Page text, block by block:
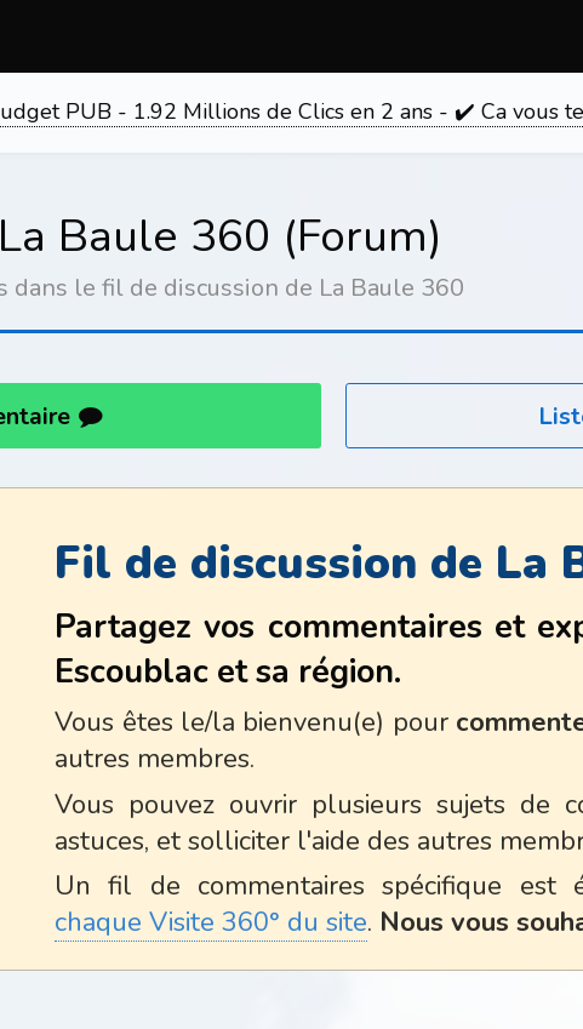
PUB - 1.92 Millions de Clics en 2 ans - ✔️ Ca vous
Baule 360 (Forum)
dans le fil de discussion de La Baule 360
Fil de discussion de La
Partagez vos commentaires et
Escoublac et sa région.
Vous êtes le/la bienvenu(e) pour
autres membres.
Vous pouvez ouvrir plusieurs sujets de
astuces, et solliciter l'aide des autres
Un fil de commentaires spécifique est
chaque Visite 360° du site. Nous vous